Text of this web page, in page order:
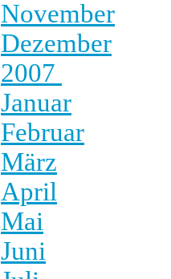
November
Dezember
2007
Januar
Februar
März
April
Mai
Juni